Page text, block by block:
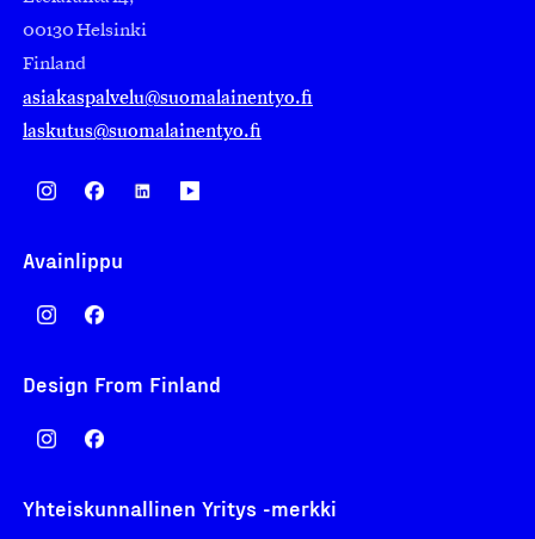
00130 Helsinki
Finland
asiakaspalvelu@suomalainentyo.fi
laskutus@suomalainentyo.fi
Avainlippu
Design From Finland
Yhteiskunnallinen Yritys -merkki